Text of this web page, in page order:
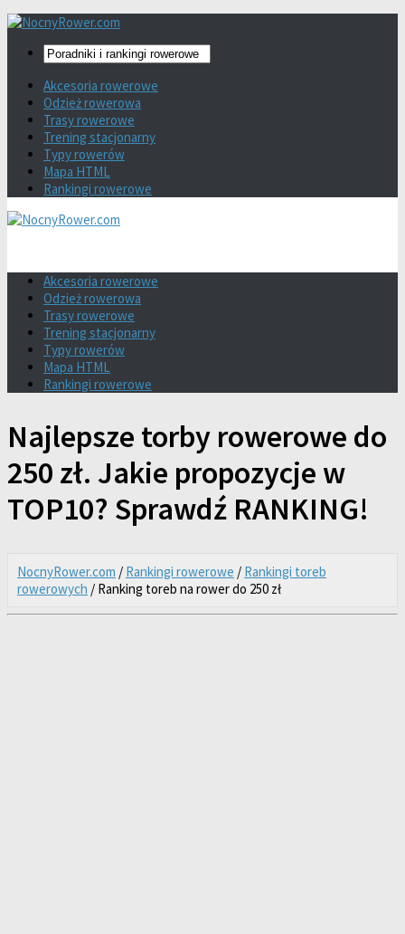
Akcesoria rowerowe
Odzież rowerowa
Trasy rowerowe
Trening stacjonarny
Typy rowerów
Mapa HTML
Rankingi rowerowe
Akcesoria rowerowe
Odzież rowerowa
Trasy rowerowe
Trening stacjonarny
Typy rowerów
Mapa HTML
Rankingi rowerowe
Najlepsze torby rowerowe do
250 zł. Jakie propozycje w
TOP10? Sprawdź RANKING!
NocnyRower.com / Rankingi rowerowe / Rankingi toreb
rowerowych / Ranking toreb na rower do 250 zł